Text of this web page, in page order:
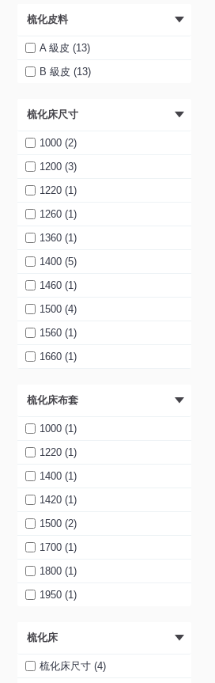
梳化皮料
A 級皮 (13)
B 級皮 (13)
梳化床尺寸
1000 (2)
1200 (3)
1220 (1)
1260 (1)
1360 (1)
1400 (5)
1460 (1)
1500 (4)
1560 (1)
1660 (1)
1760 (1)
1800 (2)
1900 (2)
1950 (1)
2000 (3)
2100 (2)
2200 (2)
梳化床布套
1000 (1)
1220 (1)
1400 (1)
1420 (1)
1500 (2)
1700 (1)
1800 (1)
1950 (1)
梳化床
梳化床尺寸 (4)